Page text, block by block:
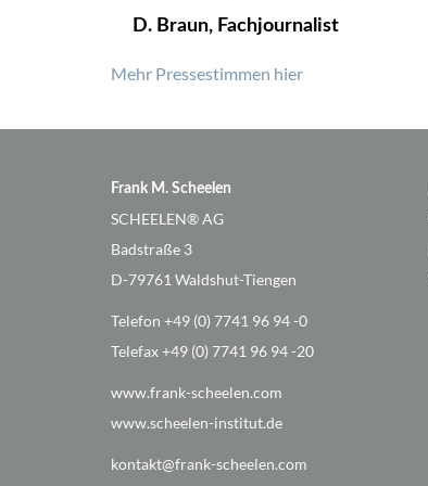
D. Braun, Fachjournalist
Mehr Pressestimmen hier
Frank M. Scheelen
SCHEELEN® AG
Badstraße 3
D-79761 Waldshut-Tiengen
Telefon +49 (0) 7741 96 94 -0
Telefax +49 (0) 7741 96 94 -20
www.frank-scheelen.com
www.scheelen-institut.de
kontakt@frank-scheelen.com